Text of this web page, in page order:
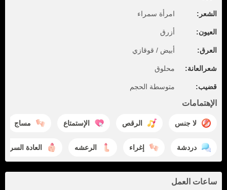
الشعر: امرأة سمراء
العيون: أزرق
العرق: أبيض / قوقازي
شعرالعانة: محلوق
قضيب: متوسطة الحجم
الإهتمامات
لا جنس الرقص الإستمتاع مساج
دردشة إغراء الرعشه العادة السرية
ساعات العمل